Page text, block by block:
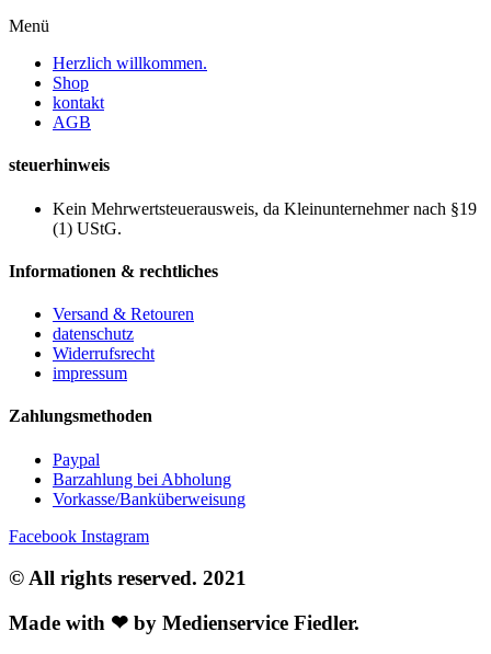
Menü
Herzlich willkommen.
Shop
kontakt
AGB
steuerhinweis
Kein Mehrwertsteuerausweis, da Kleinunternehmer nach §19
(1) UStG.
Informationen & rechtliches
Versand & Retouren
datenschutz
Widerrufsrecht
impressum
Zahlungsmethoden
Paypal
Barzahlung bei Abholung
Vorkasse/Banküberweisung
Facebook Instagram
© All rights reserved. 2021
Made with ❤ by Medienservice Fiedler.